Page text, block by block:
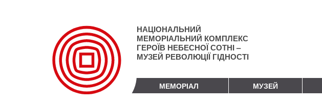
НАЦІОНАЛЬНИЙ
МЕМОРІАЛЬНИЙ КОМПЛЕКС
ГЕРОЇВ НЕБЕСНОЇ СОТНІ –
МУЗЕЙ РЕВОЛЮЦІЇ ГІДНОСТІ
МЕМОРІАЛ МУЗЕЙ